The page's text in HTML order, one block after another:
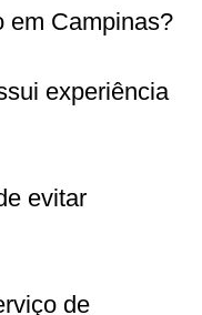
em Campinas?
experiência
evitar
de